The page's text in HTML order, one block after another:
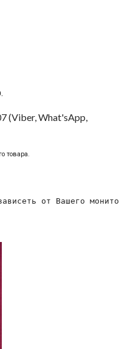
(Viber, What'sApp,
товара.
от Вашего